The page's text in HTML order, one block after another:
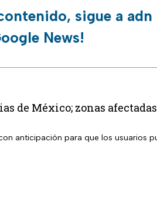
sigue a
News!
de México; zonas
anticipación para que los usuarios